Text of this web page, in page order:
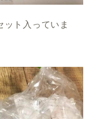
ト入っていま